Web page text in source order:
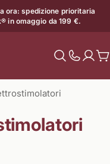
ora: spedizione prioritaria
in omaggio da 199 €.
il